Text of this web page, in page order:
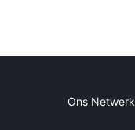
Ons Netwerk